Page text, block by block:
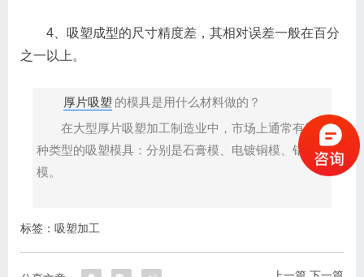
4、吸塑成型的尺寸精度差，其相对误差一般在百分
之一以上。
厚片吸塑 的模具是用什么材料做的？
在大型厚片吸塑加工制造业中，市场上通常有四
种类型的吸塑模具：分别是石膏模、电镀铜模、铝
模。
标签： 吸塑加工